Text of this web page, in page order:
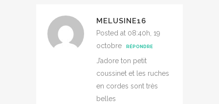
MELUSINE16
Posted at 08:40h, 19
octobre
RÉPONDRE
J’adore ton petit
coussinet et les ruches
en cordes sont très
belles